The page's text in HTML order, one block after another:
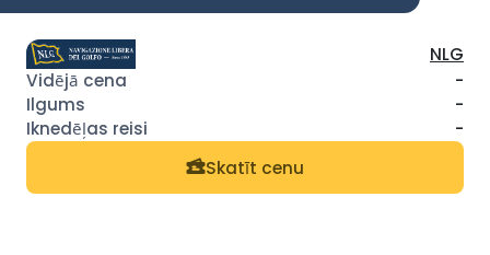
NLG
-
-
-
Skatīt cenu